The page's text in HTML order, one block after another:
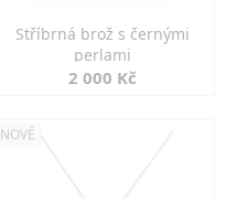
Stříbrná brož s černými
perlami
2 000 Kč
NOVÉ